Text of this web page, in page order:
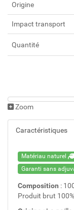
Origine
Impact transport
Quantité
Zoom
Caractéristiques
Matériau naturel
Garanti sans
Composition :
Produit brut